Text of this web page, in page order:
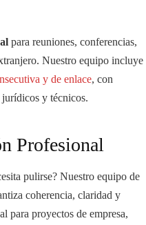
para reuniones, conferencias,
Nuestro equipo incluye
y de enlace, con
y técnicos.
Profesional
pulirse? Nuestro equipo de
coherencia, claridad y
para proyectos de empresa,